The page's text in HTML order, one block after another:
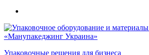
Упаковочные решения для бизнеса